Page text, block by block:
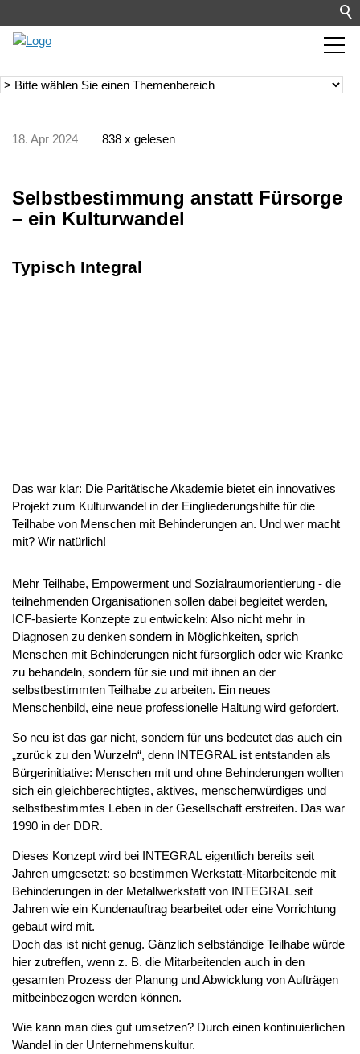
18. Apr 2024 838 x gelesen
Selbstbestimmung anstatt Fürsorge
– ein Kulturwandel
Typisch Integral
Das war klar: Die Paritätische Akademie bietet ein innovatives
Projekt zum Kulturwandel in der Eingliederungshilfe für die
Teilhabe von Menschen mit Behinderungen an. Und wer macht
mit? Wir natürlich!
Mehr Teilhabe, Empowerment und Sozialraumorientierung - die
teilnehmenden Organisationen sollen dabei begleitet werden,
ICF-basierte Konzepte zu entwickeln: Also nicht mehr in
Diagnosen zu denken sondern in Möglichkeiten, sprich
Menschen mit Behinderungen nicht fürsorglich oder wie Kranke
zu behandeln, sondern für sie und mit ihnen an der
selbstbestimmten Teilhabe zu arbeiten. Ein neues
Menschenbild, eine neue professionelle Haltung wird gefordert.
So neu ist das gar nicht, sondern für uns bedeutet das auch ein
„zurück zu den Wurzeln“, denn INTEGRAL ist entstanden als
Bürgerinitiative: Menschen mit und ohne Behinderungen wollten
sich ein gleichberechtigtes, aktives, menschenwürdiges und
selbstbestimmtes Leben in der Gesellschaft erstreiten. Das war
1990 in der DDR.
Dieses Konzept wird bei INTEGRAL eigentlich bereits seit
Jahren umgesetzt: so bestimmen Werkstatt-Mitarbeitende mit
Behinderungen in der Metallwerkstatt von INTEGRAL seit
Jahren wie ein Kundenauftrag bearbeitet oder eine Vorrichtung
gebaut wird mit.
Doch das ist nicht genug. Gänzlich selbständige Teilhabe würde
hier zutreffen, wenn z. B. die Mitarbeitenden auch in den
gesamten Prozess der Planung und Abwicklung von Aufträgen
mitbeinbezogen werden können.
Wie kann man dies gut umsetzen? Durch einen kontinuierlichen
Wandel in der Unternehmenskultur.